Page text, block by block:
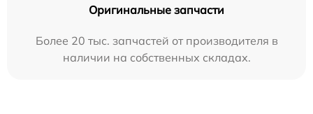
Оригинальные запчасти
Более 20 тыс. запчастей от производителя в
наличии на собственных складах.